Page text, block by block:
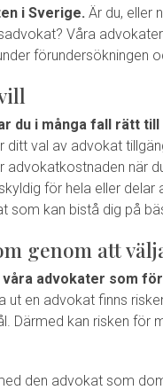
i Sverige. Är du, eller
Våra
förundersökningen
du i många fall rätt
ditt val av advokat
när
för hela eller
som kan bistå dig på
genom att
advokater som
ut en advokat finns
Därmed kan risken för
den advokat som